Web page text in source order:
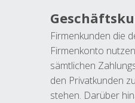
Firmenkunden die
Firmenkonto
sämtlichen
den Privatkunden
stehen. Darüber